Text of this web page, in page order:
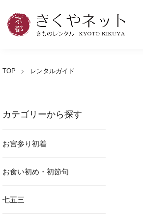
TOP レンタルガイド
カテゴリーから探す
お宮参り初着
お食い初め・初節句
七五三